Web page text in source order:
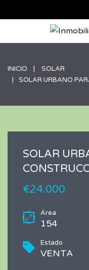
INICIO
SOLAR
SOLAR URBANO
SOLAR
€24.000
Área
154
Estado
VENTA